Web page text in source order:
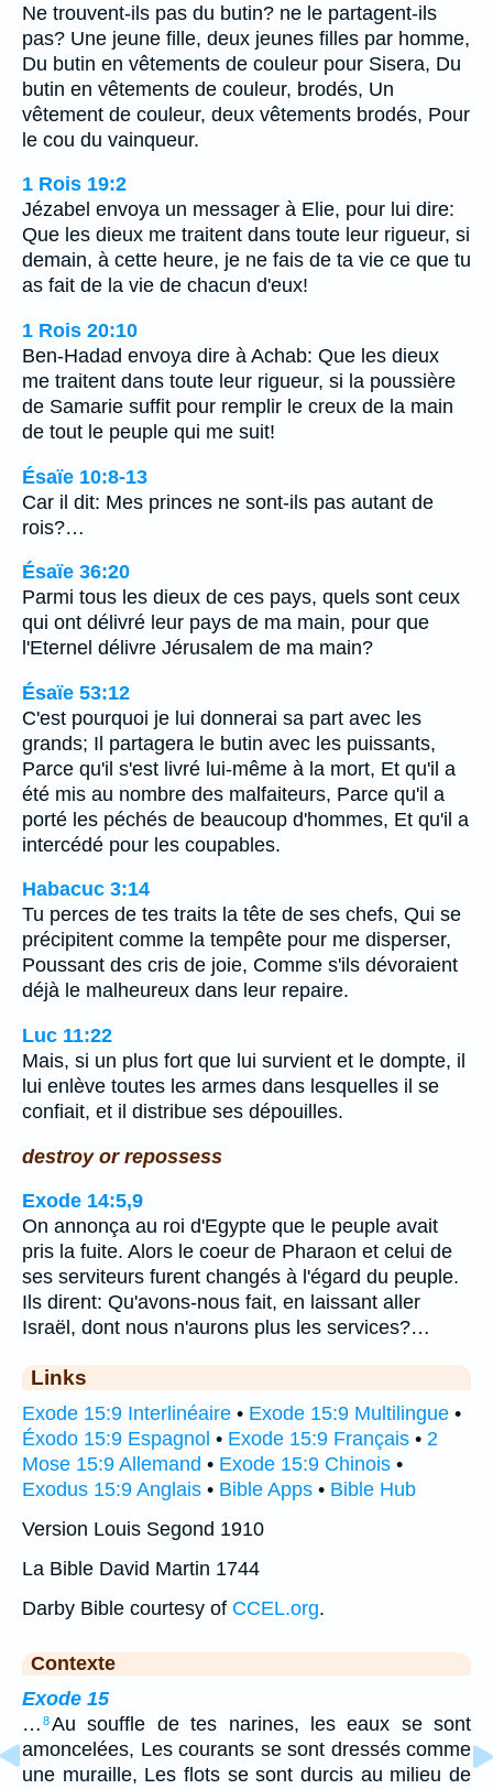
Ne trouvent-ils pas du butin? ne le partagent-ils
pas? Une jeune fille, deux jeunes filles par homme,
Du butin en vêtements de couleur pour Sisera, Du
butin en vêtements de couleur, brodés, Un
vêtement de couleur, deux vêtements brodés, Pour
le cou du vainqueur.
1 Rois 19:2
Jézabel envoya un messager à Elie, pour lui dire:
Que les dieux me traitent dans toute leur rigueur, si
demain, à cette heure, je ne fais de ta vie ce que tu
as fait de la vie de chacun d'eux!
1 Rois 20:10
Ben-Hadad envoya dire à Achab: Que les dieux
me traitent dans toute leur rigueur, si la poussière
de Samarie suffit pour remplir le creux de la main
de tout le peuple qui me suit!
Ésaïe 10:8-13
Car il dit: Mes princes ne sont-ils pas autant de
rois?…
Ésaïe 36:20
Parmi tous les dieux de ces pays, quels sont ceux
qui ont délivré leur pays de ma main, pour que
l'Eternel délivre Jérusalem de ma main?
Ésaïe 53:12
C'est pourquoi je lui donnerai sa part avec les
grands; Il partagera le butin avec les puissants,
Parce qu'il s'est livré lui-même à la mort, Et qu'il a
été mis au nombre des malfaiteurs, Parce qu'il a
porté les péchés de beaucoup d'hommes, Et qu'il a
intercédé pour les coupables.
Habacuc 3:14
Tu perces de tes traits la tête de ses chefs, Qui se
précipitent comme la tempête pour me disperser,
Poussant des cris de joie, Comme s'ils dévoraient
déjà le malheureux dans leur repaire.
Luc 11:22
Mais, si un plus fort que lui survient et le dompte, il
lui enlève toutes les armes dans lesquelles il se
confiait, et il distribue ses dépouilles.
destroy or repossess
Exode 14:5,9
On annonça au roi d'Egypte que le peuple avait
pris la fuite. Alors le coeur de Pharaon et celui de
ses serviteurs furent changés à l'égard du peuple.
Ils dirent: Qu'avons-nous fait, en laissant aller
Israël, dont nous n'aurons plus les services?…
Links
Exode 15:9 Interlinéaire • Exode 15:9 Multilingue •
Éxodo 15:9 Espagnol • Exode 15:9 Français • 2
Mose 15:9 Allemand • Exode 15:9 Chinois •
Exodus 15:9 Anglais • Bible Apps • Bible Hub
Version Louis Segond 1910
La Bible David Martin 1744
Darby Bible courtesy of CCEL.org.
Contexte
Exode 15
… 8Au souffle de tes narines, les eaux se sont
amoncelées, Les courants se sont dressés comme
une muraille, Les flots se sont durcis au milieu de